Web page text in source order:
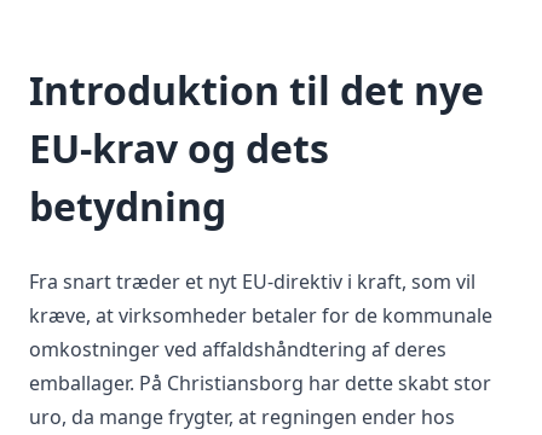
Introduktion til det nye
EU-krav og dets
betydning
Fra snart træder et nyt EU-direktiv i kraft, som vil
kræve, at virksomheder betaler for de kommunale
omkostninger ved affaldshåndtering af deres
emballager. På Christiansborg har dette skabt stor
uro, da mange frygter, at regningen ender hos